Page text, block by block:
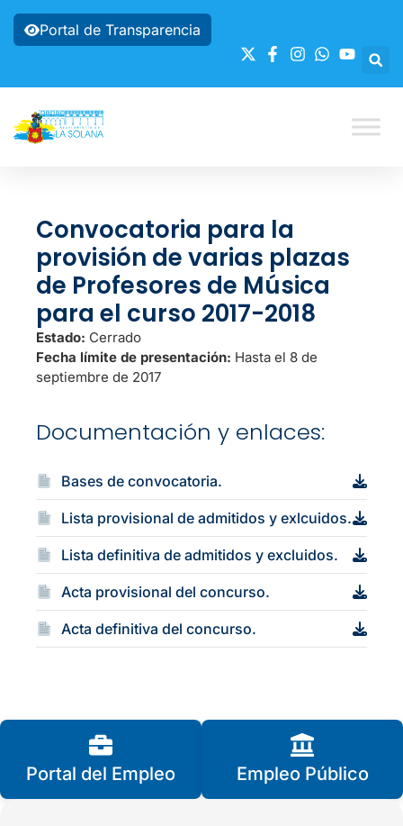
Portal de Transparencia
Convocatoria para la
provisión de varias plazas
de Profesores de Música
para el curso 2017-2018
Estado: Cerrado
Fecha límite de presentación: Hasta el 8 de
septiembre de 2017
Documentación y enlaces:
Bases de convocatoria.
Lista provisional de admitidos y exlcuidos.
Lista definitiva de admitidos y excluidos.
Acta provisional del concurso.
Acta definitiva del concurso.
Portal del Empleo Empleo Público